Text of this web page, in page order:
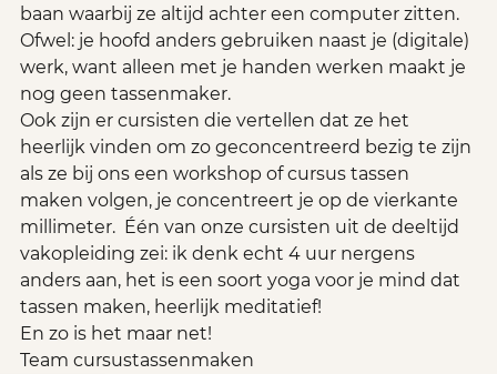
baan waarbij ze altijd achter een computer zitten.
Ofwel: je hoofd anders gebruiken naast je (digitale)
werk, want alleen met je handen werken maakt je
nog geen tassenmaker.
Ook zijn er cursisten die vertellen dat ze het
heerlijk vinden om zo geconcentreerd bezig te zijn
als ze bij ons een workshop of cursus tassen
maken volgen, je concentreert je op de vierkante
millimeter.  Één van onze cursisten uit de deeltijd
vakopleiding zei: ik denk echt 4 uur nergens
anders aan, het is een soort yoga voor je mind dat
tassen maken, heerlijk meditatief!
En zo is het maar net!
Team cursustassenmaken